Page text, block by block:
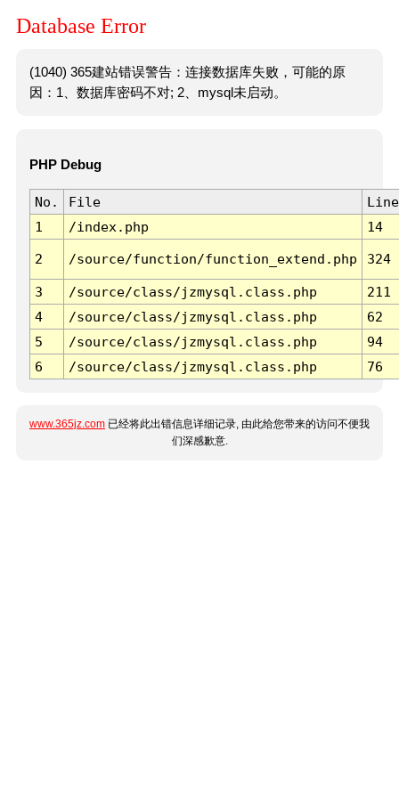
Database Error
(1040) 365建站错误警告：连接数据库失败，可能的原
因：1、数据库密码不对; 2、mysql未启动。
PHP Debug
No. File
Line
1
/index.php 14
2 /source/function/function_extend.php 324
3 /source/class/jzmysql.class.php
211
4
/source/class/jzmysql.class.php
62
5
/source/class/jzmysql.class.php
94
6
/source/class/jzmysql.class.php 76
www.365jz.com 已经将此出错信息详细记录, 由此给您带来的访问不便我
们深感歉意.